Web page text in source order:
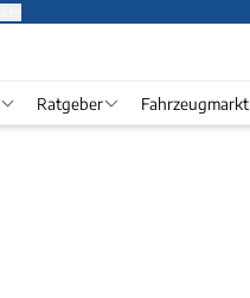
Ratgeber Fahrzeugmarkt